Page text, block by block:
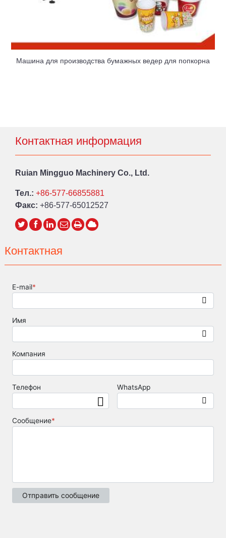
Машина для производства бумажных ведер для попкорна
Контактная информация
Ruian Mingguo Machinery Co., Ltd.
Тел.: +86-577-66855881
Факс: +86-577-65012527
Контактная